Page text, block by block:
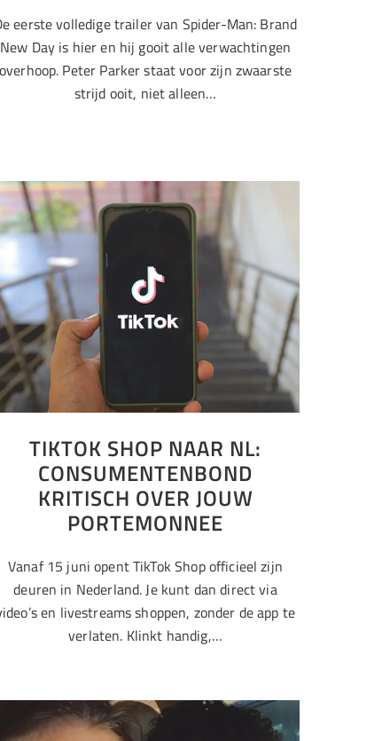
eerste volledige trailer van Spider-Man: Brand
New Day is hier en hij gooit alle verwachtingen
overhoop. Peter Parker staat voor zijn zwaarste
strijd ooit, niet alleen…
TIKTOK SHOP NAAR NL:
CONSUMENTENBOND
KRITISCH OVER JOUW
PORTEMONNEE
Vanaf 15 juni opent TikTok Shop officieel zijn
deuren in Nederland. Je kunt dan direct via
en livestreams shoppen, zonder de app te
verlaten. Klinkt handig,…